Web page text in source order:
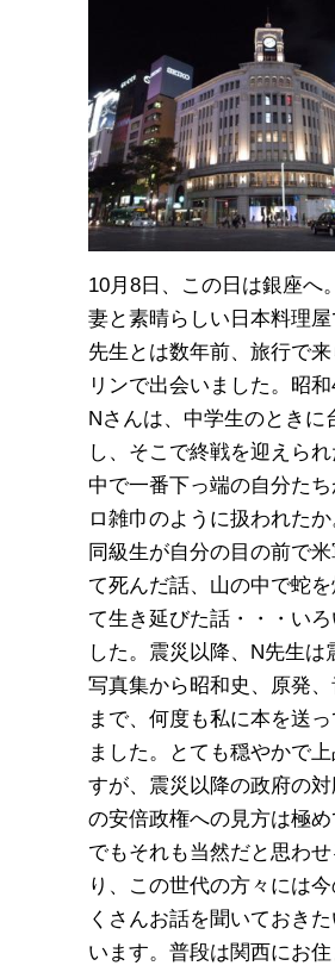
10月8日、この日は銀座へ
妻と素晴らしい日本料理
先生とは数年前、旅行で
リンで出会いました。昭
Nさんは、中学生のときに
し、そこで終戦を迎えら
中で一番下っ端の自分た
ロ雑巾のように扱われた
同級生が自分の目の前で
て死んだ話、山の中で蛇
て生き延びた話・・・いろ
した。震災以降、N先生は
写真集から昭和史、原発
まで、何度も私に本を送
ました。とても穏やかで
すが、震災以降の政府の
の安倍政権への見方は極め
でもそれも当然だと思わ
り、この世代の方々には
くさんお話を聞いておき
います。普段は関西にお